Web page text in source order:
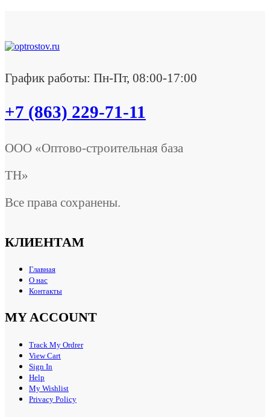
График работы: Пн-Пт, 08:00-17:00
+7 (863) 229-71-11
ООО «Оптово-строительная база
ТН»
Все права сохранены.
КЛИЕНТАМ
Главная
О нас
Контакты
MY ACCOUNT
Track My Ordrer
View Cart
Sign In
Help
My Wishlist
Privacy Policy